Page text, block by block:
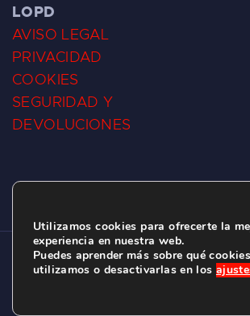
LOPD
AVISO LEGAL
PRIVACIDAD
COOKIES
SEGURIDAD Y
DEVOLUCIONES
CLUB DE SURF LAS DUNAS ©2026.
C/ BERNARDO ÁLVAREZ GALAN 1,
Utilizamos cookies para ofrecerte la
experiencia en nuestra web.
Puedes aprender más sobre qué cookies
utilizamos o desactivarlas en los